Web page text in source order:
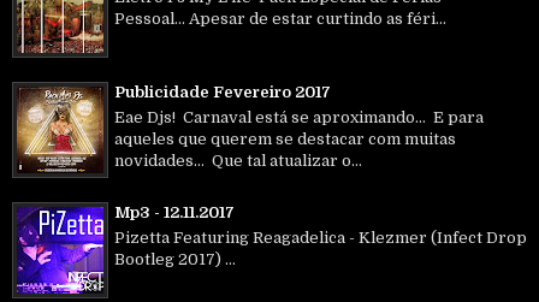
Pessoal... Apesar de estar curtindo as féri...
Publicidade Fevereiro 2017
Eae Djs! Carnaval está se aproximando... E para
aqueles que querem se destacar com muitas
novidades... Que tal atualizar o...
Mp3 - 12.11.2017
Pizetta Featuring Reagadelica - Klezmer (Infect Drop
Bootleg 2017) ...